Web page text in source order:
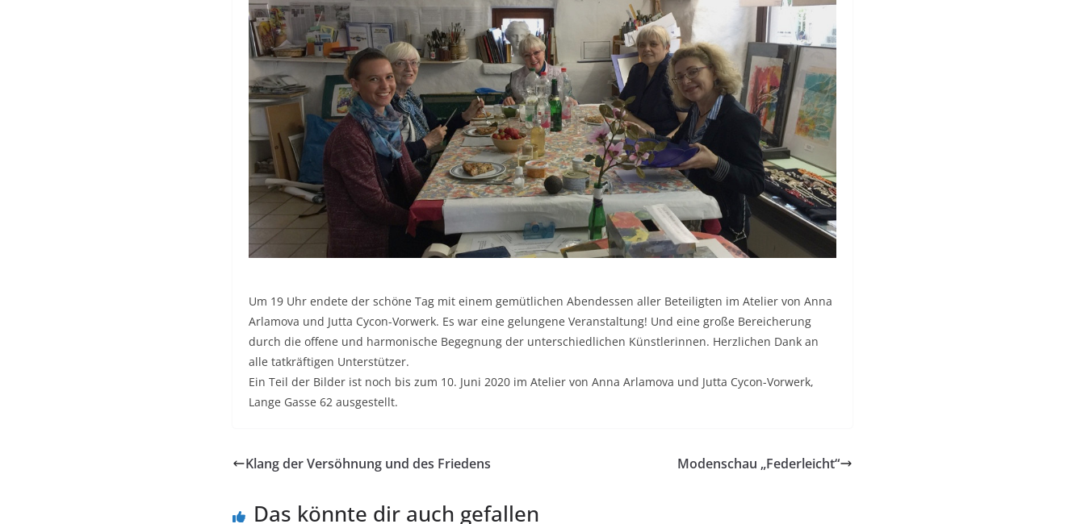
Um 19 Uhr endete der schöne Tag mit einem gemütlichen Abendessen aller Beteiligten im Atelier von Anna
Arlamova und Jutta Cycon-Vorwerk. Es war eine gelungene Veranstaltung! Und eine große Bereicherung
durch die offene und harmonische Begegnung der unterschiedlichen Künstlerinnen. Herzlichen Dank an
alle tatkräftigen Unterstützer.
Ein Teil der Bilder ist noch bis zum 10. Juni 2020 im Atelier von Anna Arlamova und Jutta Cycon-Vorwerk,
Lange Gasse 62 ausgestellt.
Klang der Versöhnung und des Friedens Modenschau „Federleicht“
Das könnte dir auch gefallen